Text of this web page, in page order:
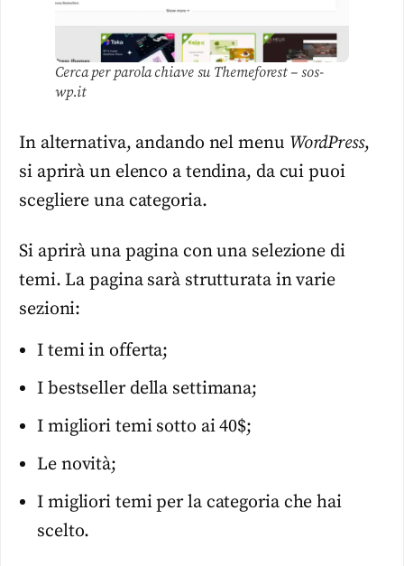
Cerca per parola chiave su Themeforest – sos-
wp.it
In alternativa, andando nel menu WordPress,
si aprirà un elenco a tendina, da cui puoi
scegliere una categoria.
Si aprirà una pagina con una selezione di
temi. La pagina sarà strutturata in varie
sezioni:
I temi in offerta;
I bestseller della settimana;
I migliori temi sotto ai 40$;
Le novità;
I migliori temi per la categoria che hai
scelto.